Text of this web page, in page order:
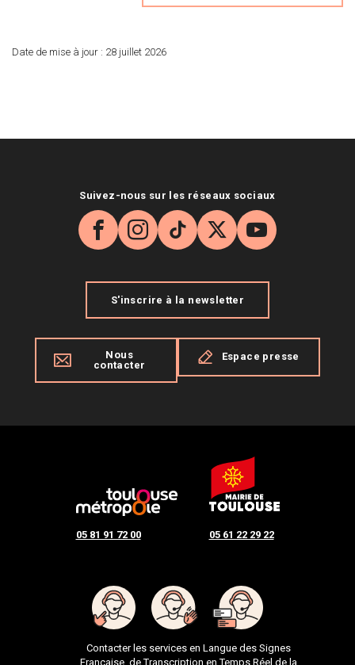
Date de mise à jour : 28 juillet 2026
05 81 91 72 00 05 61 22 29 22
Contacter les services en Langue des Signes
Française, de Transcription en Temps Réel de la
Suivez-nous sur les réseaux sociaux
Facebook
Instagram
TikTok
X YouTube
S'inscrire à la newsletter
Nous
contacter
Espace presse